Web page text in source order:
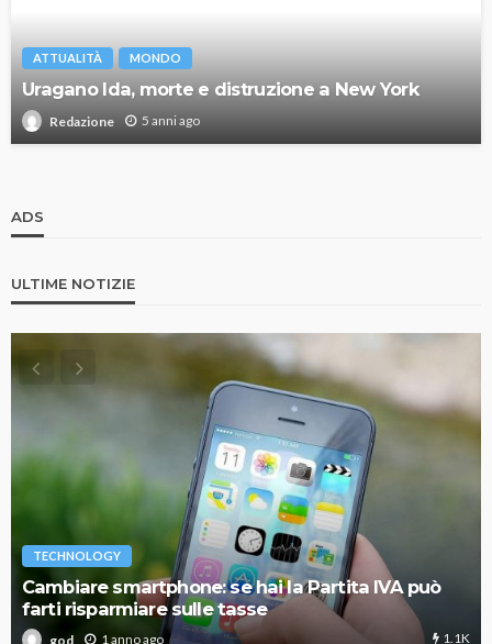
ATTUALITÀ MONDO
Uragano Ida, morte e distruzione a New York
Redazione 5 anni ago
ADS
ULTIME NOTIZIE
TECHNOLOGY
Cambiare smartphone: se hai la Partita IVA può
farti risparmiare sulle tasse
god 1 anno ago 1.1K